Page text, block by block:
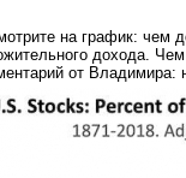
на график: чем
дохода.
от Владимира: